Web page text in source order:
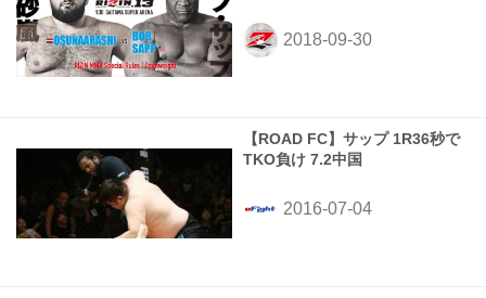
【ROAD FC】サップ 1R36秒で
TKO負け 7.2中国